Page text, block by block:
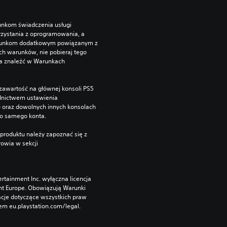
świadczenia usługi
z oprogramowania, a
dodatkowym powiązanym z
warunków, nie pobieraj tego
znaleźć w Warunkach
na głównej konsoli PS5
ustawienia
dowolnych innych konsolach
samego konta.
należy zapoznać się z
w sekcji
Inc. wyłączna licencja
Europe. Obowiązują Warunki
dotyczące wszystkich praw
eu.playstation.com/legal.